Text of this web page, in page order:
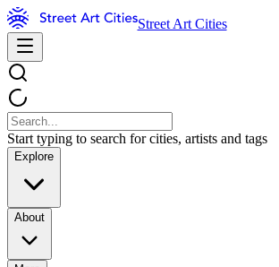
Street Art Cities
Start typing to search for cities, artists and tags
Explore
About